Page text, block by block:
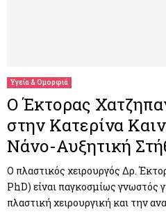
Υγεία & Ομορφιά
Ο Έκτορας
στην Κατερίνα
Νάνο-Αυξητική
Ο πλαστικός χειρουργός Δρ.
PhD) είναι παγκοσμίως γνωστός
πλαστική χειρουργική και την